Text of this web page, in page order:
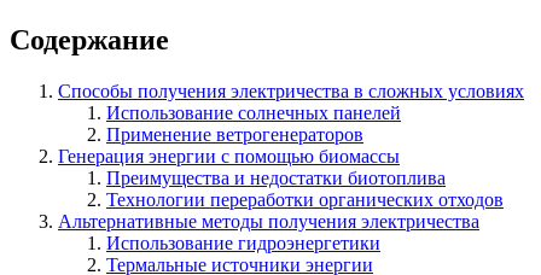
Содержание
Способы получения электричества в сложных условиях
Использование солнечных панелей
Применение ветрогенераторов
Генерация энергии с помощью биомассы
Преимущества и недостатки биотоплива
Технологии переработки органических отходов
Альтернативные методы получения электричества
Использование гидроэнергетики
Термальные источники энергии